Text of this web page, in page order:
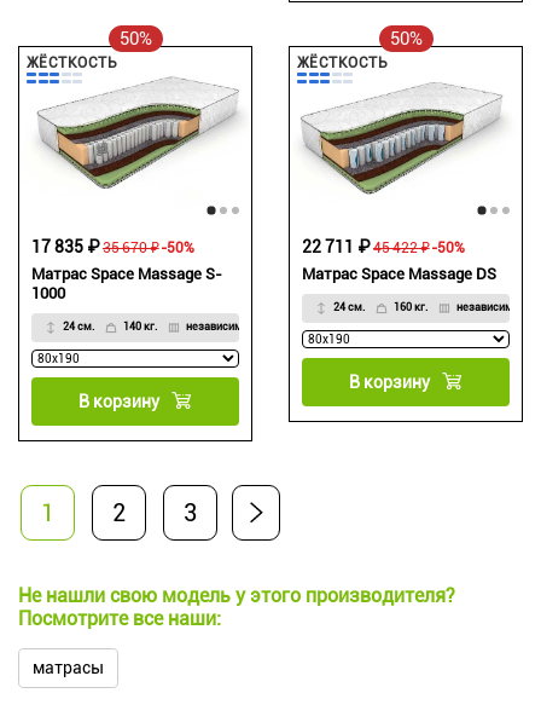
50%
ЖЁСТКОСТЬ
Матрас Space Massage S-
1000
24 см. 140 кг. независимые
35 670 ₽
17 835 ₽ -50%
В корзину
50%
ЖЁСТКОСТЬ
Матрас Space Massage DS
24 см. 160 кг. независимые
45 422 ₽
22 711 ₽ -50%
В корзину
1 2 3
Не нашли свою модель у этого производителя?
Посмотрите все наши:
матрасы